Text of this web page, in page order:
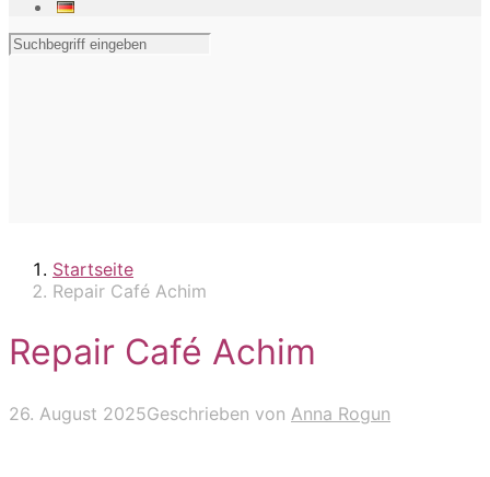
Startseite
Repair Café Achim
Repair Café Achim
26. August 2025Geschrieben von Anna Rogun